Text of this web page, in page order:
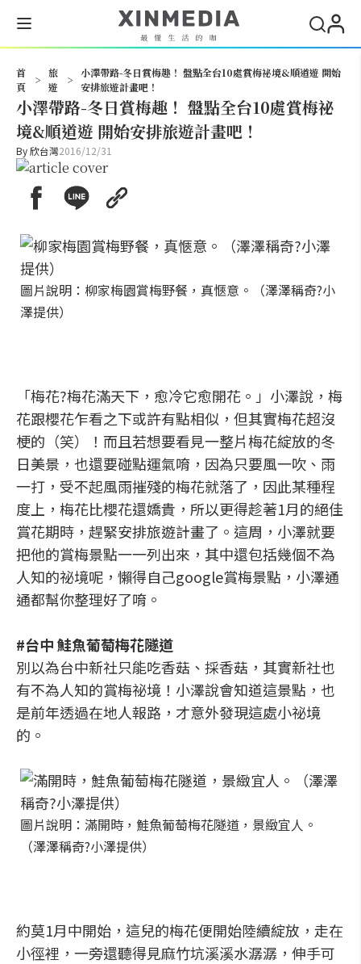
首
頁
>
旅
遊
>
小澤帶路-冬日賞梅趣！ 盤點全台10處賞梅祕境&順道遊 開始
安排旅遊計畫吧！
小澤帶路-冬日賞梅趣！ 盤點全台10處賞梅祕
境&順道遊 開始安排旅遊計畫吧！
By欣台灣2016/12/31
圖片說明：柳家梅園賞梅野餐，真愜意。（澤澤稱奇?小
澤提供）
「梅花?梅花滿天下，愈冷它愈開花。」小澤說，梅
花跟櫻花乍看之下或許有點相似，但其實梅花超沒
梗的（笑）！而且若想要看見一整片梅花綻放的冬
日美景，也還要碰點運氣唷，因為只要風一吹、雨
一打，受不起風雨摧殘的梅花就落了，因此某種程
度上，梅花比櫻花還嬌貴，所以更得趁著1月的絕佳
賞花期時，趕緊安排旅遊計畫了。這周，小澤就要
把他的賞梅景點一一列出來，其中還包括幾個不為
人知的祕境呢，懶得自己google賞梅景點，小澤通
通都幫你整理好了唷。
#台中 鮭魚葡萄梅花隧道
別以為台中新社只能吃香菇、採香菇，其實新社也
有不為人知的賞梅祕境！小澤說會知道這景點，也
是前年透過在地人報路，才意外發現這處小祕境
的。
圖片說明：滿開時，鮭魚葡萄梅花隧道，景緻宜人。
（澤澤稱奇?小澤提供）
約莫1月中開始，這兒的梅花便開始陸續綻放，走在
小徑裡，一旁還聽得見麻竹坑溪溪水潺潺，伸手可